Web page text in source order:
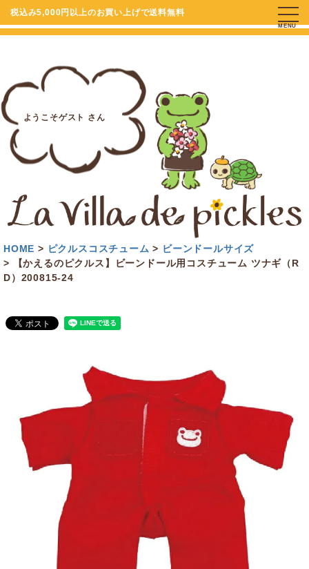
税込み5,000円以上のお買い上げで送料無料
ようこそゲスト さん
MENU
HOME ピクルスコスチューム
ビーンドールサイズ
【かえるのピクルス】ビーンドール用コスチューム ツナギ（R
D）200815-24